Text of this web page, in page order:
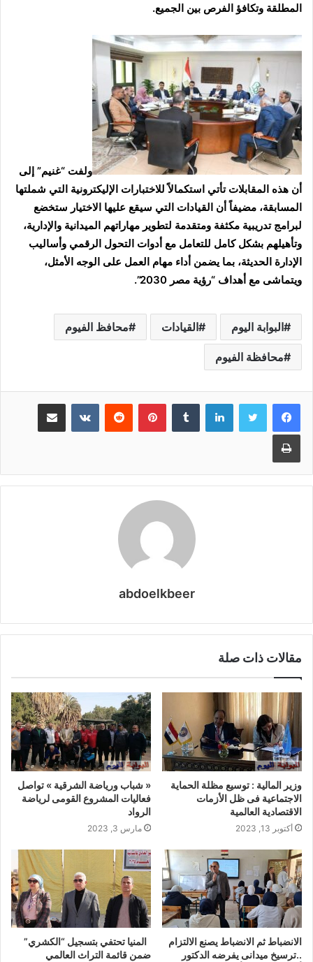
المطلقة وتكافؤ الفرص بين الجميع.
ولفت “غنيم” إلى
أن هذه المقابلات تأتي استكمالاً للاختبارات الإليكترونية التي شملتها
المسابقة، مضيفاً أن القيادات التي سيقع عليها الاختيار ستخضع
لبرامج تدريبية مكثفة ومتقدمة لتطوير مهاراتهم الميدانية والإدارية،
وتأهيلهم بشكل كامل للتعامل مع أدوات التحول الرقمي وأساليب
الإدارة الحديثة، بما يضمن أداء مهام العمل على الوجه الأمثل،
ويتماشى مع أهداف “رؤية مصر 2030”.
البوابة اليوم القيادات محافظ الفيوم
محافظة الفيوم
لينكدإن بينتيريست مشاركة عبر البريد
طباعة
abdoelkbeer
مقالات ذات صلة
وزير المالية : توسيع مظلة الحماية
الاجتماعية فى ظل الأزمات
الاقتصادية العالمية
أكتوبر 13, 2023
« شباب ورياضة الشرقية » تواصل
فعاليات المشروع القومى لرياضة
الرواد
مارس 3, 2023
الانضباط ثم الانضباط يصنع الالتزام
..ترسيخ ميدانى يفرضه الدكتور
المنيا تحتفي بتسجيل “الكشري”
ضمن قائمة التراث العالمي